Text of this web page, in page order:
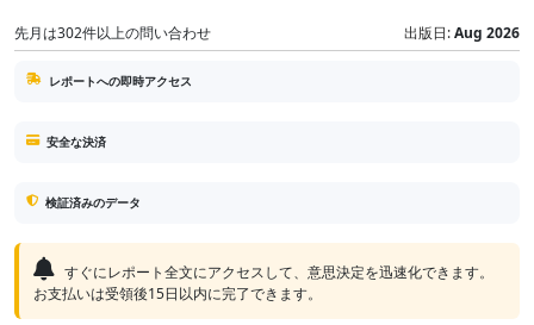
先月は302件以上の問い合わせ 出版日:Aug 2026
レポートへの即時アクセス
安全な決済
検証済みのデータ
すぐにレポート全文にアクセスして、意思決定を迅速化できます。
お支払いは受領後15日以内に完了できます。